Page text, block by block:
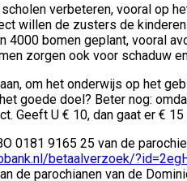
verbeteren, vooral op
willen de zusters de
bomen geplant, vooral
zorgen ook voor schaduw
om het onderwijs op het
goede doel? Beter nog:
Geeft U € 10, dan gaat er € 15
0181 9165 25 van de
betaalverzoek/
de parochianen van de